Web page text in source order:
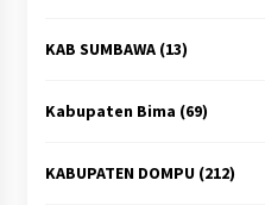
KAB SUMBAWA(13)
Kabupaten Bima (69)
KABUPATEN DOMPU(212)